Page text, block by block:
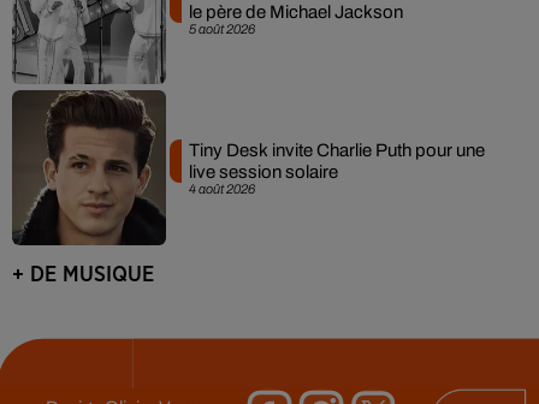
5 août 2026
le père de Michael Jackson
4 août 2026
Tiny Desk invite Charlie Puth pour une
live session solaire
+ DE MUSIQUE